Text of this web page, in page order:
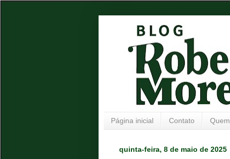
Página inicial Contato
quinta-feira, 8 de maio de 2025